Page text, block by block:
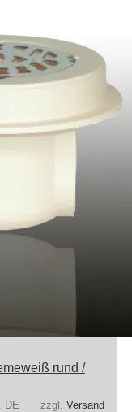
rund /
DE zzgl. Versand